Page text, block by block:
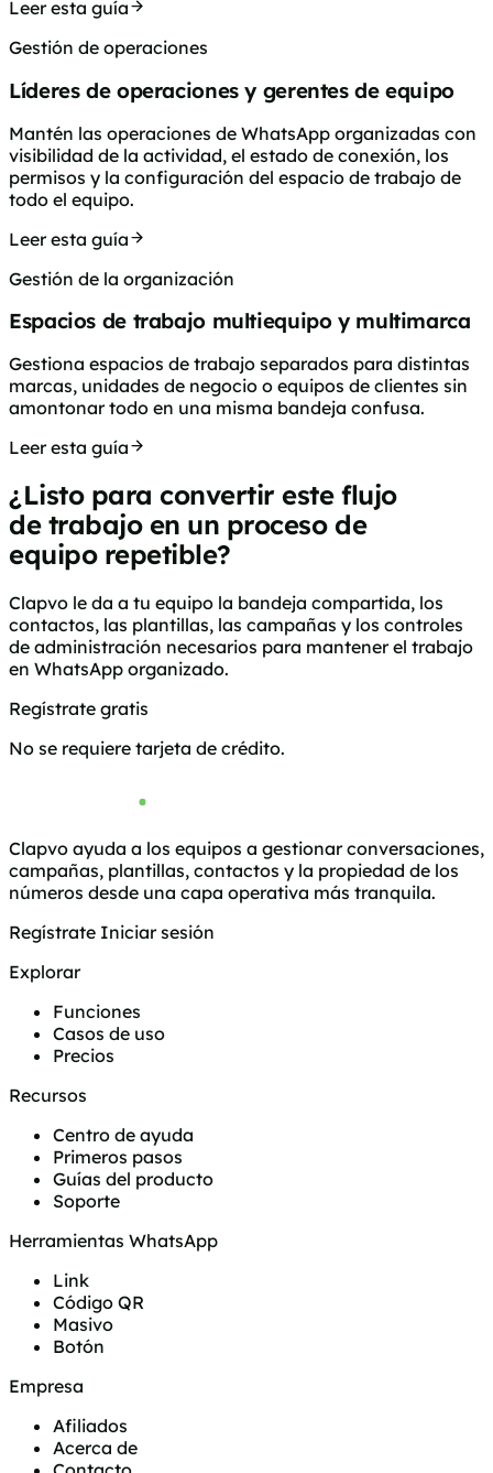
Leer esta guía
Gestión de operaciones
Líderes de operaciones y gerentes de equipo
Mantén las operaciones de WhatsApp organizadas con
visibilidad de la actividad, el estado de conexión, los
permisos y la configuración del espacio de trabajo de
todo el equipo.
Leer esta guía
Gestión de la organización
Espacios de trabajo multiequipo y multimarca
Gestiona espacios de trabajo separados para distintas
marcas, unidades de negocio o equipos de clientes sin
amontonar todo en una misma bandeja confusa.
Leer esta guía
¿Listo para convertir este flujo
de trabajo en un proceso de
equipo repetible?
Clapvo le da a tu equipo la bandeja compartida, los
contactos, las plantillas, las campañas y los controles
de administración necesarios para mantener el trabajo
en WhatsApp organizado.
Regístrate gratis
No se requiere tarjeta de crédito.
Clapvo ayuda a los equipos a gestionar conversaciones,
campañas, plantillas, contactos y la propiedad de los
números desde una capa operativa más tranquila.
Regístrate Iniciar sesión
Explorar
Funciones
Casos de uso
Precios
Recursos
Centro de ayuda
Primeros pasos
Guías del producto
Soporte
Herramientas WhatsApp
Link
Código QR
Masivo
Botón
Empresa
Afiliados
Acerca de